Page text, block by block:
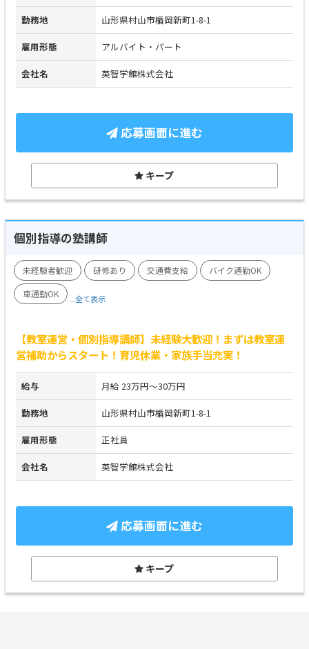
勤務地 山形県村山市楯岡新町1-8-1
雇用形態 アルバイト・パート
会社名 英智学館株式会社
応募画面に進む
キープ
個別指導の塾講師
未経験者歓迎 研修あり 交通費支給
バイク通勤OK
車通勤OK
...全て表示
【教室運営・個別指導講師】未経験大歓迎！まずは教室運
営補助からスタート！育児休業・家族手当充実！
給与 月給 23万円～30万円
勤務地 山形県村山市楯岡新町1-8-1
雇用形態 正社員
会社名 英智学館株式会社
応募画面に進む
キープ